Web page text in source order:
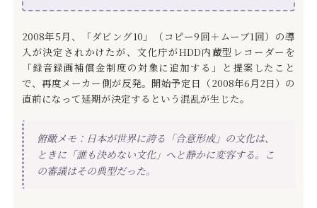
2008年5月、「ダビング10」（コピー9回＋ムーブ1回）の導
入が決定されかけたが、文化庁がHDD内蔵型レコーダーを
「録音録画補償金制度の対象に追加する」と提案したこと
で、再度メーカー側が反発。開始予定日（2008年6月2日）の
直前になって延期が決定するという混乱が生じた。
俯瞰メモ：日本が世界に誇る「合意形成」の文化は、
ときに「誰も決めない文化」へと静かに変容する。こ
の審議はその典型だった。